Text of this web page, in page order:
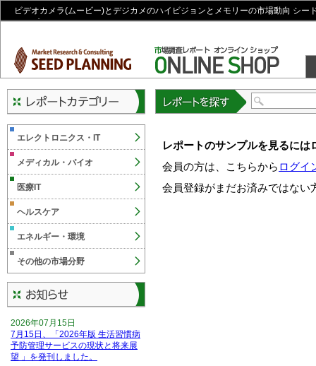
ビデオカメラ(ムービー)とデジカメのハイビジョンとメモリーの市場動向 シー
ョップ
レポートのサンプルを見るには
会員の方は、こちらから ログイ
会員登録がまだお済みではない
エレクトロニクス・IT
メディカル・バイオ
医療IT
ヘルスケア
エネルギー・環境
その他の市場分野
2026年07月15日
7月15日、「2026年版 生活習慣病
予防管理サービスの現状と将来展
望 」を発刊しました。